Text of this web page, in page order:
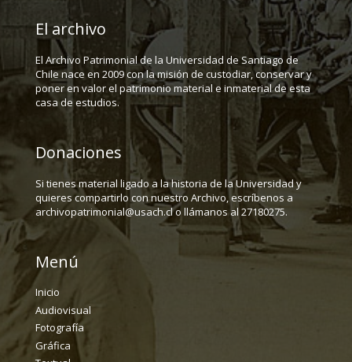
El archivo
El Archivo Patrimonial de la Universidad de Santiago de
Chile nace en 2009 con la misión de custodiar, conservar y
poner en valor el patrimonio material e inmaterial de esta
casa de estudios.
Donaciones
Si tienes material ligado a la historia de la Universidad y
quieres compartirlo con nuestro Archivo, escríbenos a
archivopatrimonial@usach.cl o llámanos al 27180275.
Menú
Inicio
Audiovisual
Fotografía
Gráfica